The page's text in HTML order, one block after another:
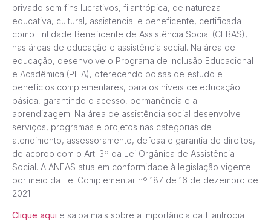
privado sem fins lucrativos, filantrópica, de natureza
educativa, cultural, assistencial e beneficente, certificada
como Entidade Beneficente de Assistência Social (CEBAS),
nas áreas de educação e assistência social. Na área de
educação, desenvolve o Programa de Inclusão Educacional
e Acadêmica (PIEA), oferecendo bolsas de estudo e
benefícios complementares, para os níveis de educação
básica, garantindo o acesso, permanência e a
aprendizagem. Na área de assistência social desenvolve
serviços, programas e projetos nas categorias de
atendimento, assessoramento, defesa e garantia de direitos,
de acordo com o Art. 3º da Lei Orgânica de Assistência
Social. A ANEAS atua em conformidade à legislação vigente
por meio da Lei Complementar nº 187 de 16 de dezembro de
2021.
Clique aqui e saiba mais sobre a importância da filantropia